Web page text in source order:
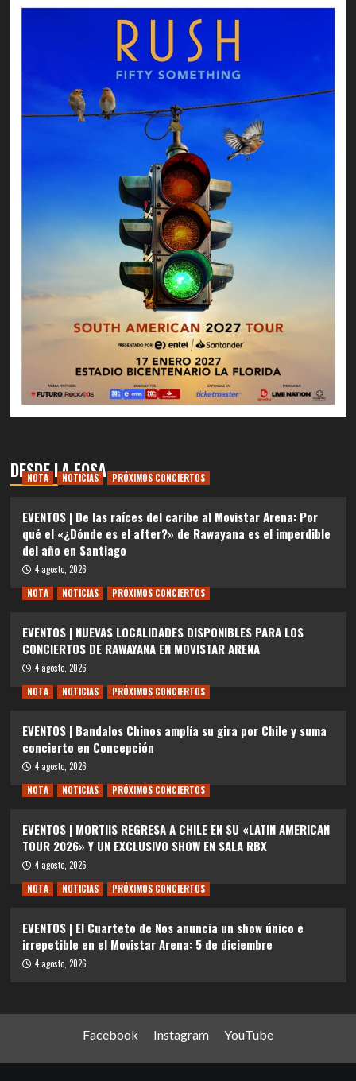
DESDE LA FOSA
NOTA NOTICIAS PRÓXIMOS CONCIERTOS
EVENTOS | De las raíces del caribe al Movistar Arena: Por
qué el «¿Dónde es el after?» de Rawayana es el imperdible
del año en Santiago
4 agosto, 2026
NOTA
NOTICIAS PRÓXIMOS CONCIERTOS
EVENTOS | NUEVAS LOCALIDADES DISPONIBLES PARA LOS
CONCIERTOS DE RAWAYANA EN MOVISTAR ARENA
4 agosto, 2026
NOTA
NOTICIAS PRÓXIMOS CONCIERTOS
EVENTOS | Bandalos Chinos amplía su gira por Chile y suma
concierto en Concepción
4 agosto, 2026
NOTA
NOTICIAS PRÓXIMOS CONCIERTOS
EVENTOS | MORTIIS REGRESA A CHILE EN SU «LATIN AMERICAN
TOUR 2026» Y UN EXCLUSIVO SHOW EN SALA RBX
4 agosto, 2026
NOTA
NOTICIAS PRÓXIMOS CONCIERTOS
EVENTOS | El Cuarteto de Nos anuncia un show único e
irrepetible en el Movistar Arena: 5 de diciembre
4 agosto, 2026
Facebook Instagram YouTube